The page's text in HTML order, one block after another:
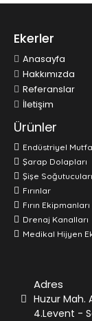
Ekerler
Anasayfa
Hakkımızda
Referanslar
İletişim
Ürünler
Endüstriyel
Şarap Dolapları
Şişe Soğutucuları
Fırınlar
Fırın Ekipmanları
Drenaj Kanalları
Medikal Hijyen
Adres
Huzur Mah.
4.Levent -